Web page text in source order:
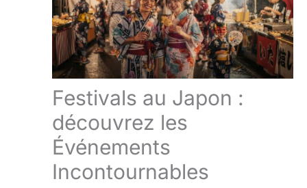
Festivals au Japon :
découvrez les
Événements
Incontournables